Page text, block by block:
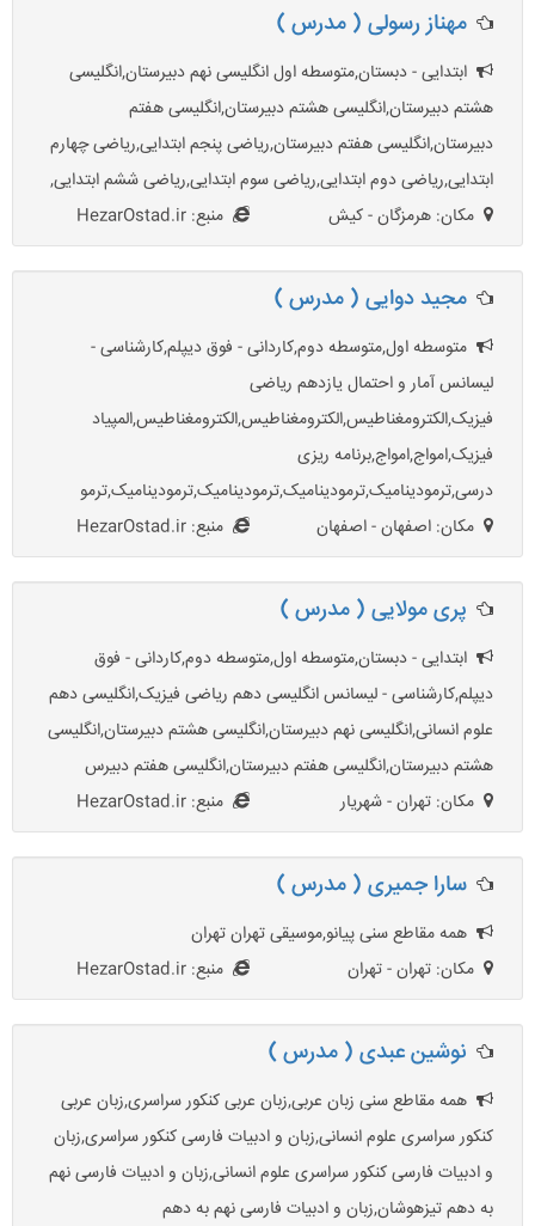
مهناز رسولی ( مدرس )
ابتدایی - دبستان,متوسطه اول انگلیسی نهم دبیرستان,انگلیسی
هشتم دبیرستان,انگلیسی هشتم دبیرستان,انگلیسی هفتم
دبیرستان,انگلیسی هفتم دبیرستان,ریاضی پنجم ابتدایی,ریاضی چهارم
ابتدایی,ریاضی دوم ابتدایی,ریاضی سوم ابتدایی,ریاضی ششم ابتدایی,
مکان: هرمزگان - کیش
منبع: HezarOstad.ir
مجید دوایی ( مدرس )
متوسطه اول,متوسطه دوم,کاردانی - فوق دیپلم,کارشناسی -
لیسانس آمار و احتمال یازدهم ریاضی
فیزیک,الکترومغناطیس,الکترومغناطیس,الکترومغناطیس,المپیاد
فیزیک,امواج,امواج,برنامه ریزی
درسی,ترمودینامیک,ترمودینامیک,ترمودینامیک,ترمودینامیک,ترمو
مکان: اصفهان - اصفهان
منبع: HezarOstad.ir
پری مولایی ( مدرس )
ابتدایی - دبستان,متوسطه اول,متوسطه دوم,کاردانی - فوق
دیپلم,کارشناسی - لیسانس انگلیسی دهم ریاضی فیزیک,انگلیسی دهم
علوم انسانی,انگلیسی نهم دبیرستان,انگلیسی هشتم دبیرستان,انگلیسی
هشتم دبیرستان,انگلیسی هفتم دبیرستان,انگلیسی هفتم دبیرس
مکان: تهران - شهریار
منبع: HezarOstad.ir
سارا جمیری ( مدرس )
همه مقاطع سنی پیانو,موسیقی تهران تهران
مکان: تهران - تهران
منبع: HezarOstad.ir
نوشین عبدی ( مدرس )
همه مقاطع سنی زبان عربی,زبان عربی کنکور سراسری,زبان عربی
کنکور سراسری علوم انسانی,زبان و ادبیات فارسی کنکور سراسری,زبان
و ادبیات فارسی کنکور سراسری علوم انسانی,زبان و ادبیات فارسی نهم
به دهم تیزهوشان,زبان و ادبیات فارسی نهم به دهم